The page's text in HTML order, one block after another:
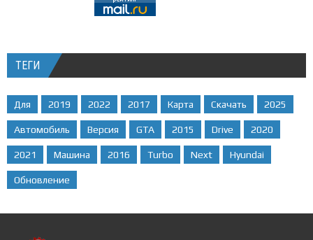
ТЕГИ
Для 2019 2022 2017 Карта Скачать 2025
Автомобиль Версия GTA 2015 Drive 2020
2021 Машина 2016 Turbo Next Hyundai
Обновление